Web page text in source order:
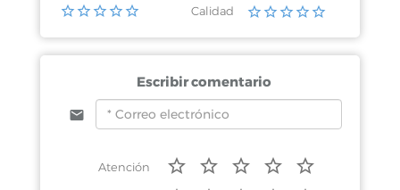
Calidad
Escribir comentario
Atención